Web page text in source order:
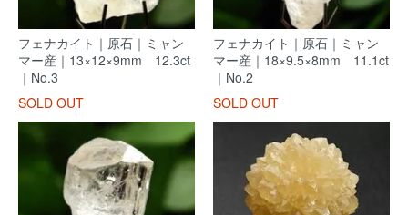
フェナカイト｜原石｜ミャン
マー産｜13×12×9mm 12.3ct
｜No.3
SOLD OUT
フェナカイト｜原石｜ミャン
マー産｜18×9.5×8mm 11.1ct
｜No.2
SOLD OUT